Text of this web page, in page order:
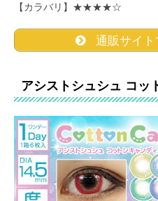
【カラバリ】★★★★☆
通販サイ
アシストシュシュ コッ